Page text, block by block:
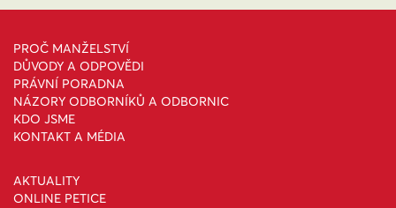
PROČ MANŽELSTVÍ
DŮVODY A ODPOVĚDI
PRÁVNÍ PORADNA
NÁZORY ODBORNÍKŮ A ODBORNIC
KDO JSME
KONTAKT A MÉDIA
AKTUALITY
ONLINE PETICE